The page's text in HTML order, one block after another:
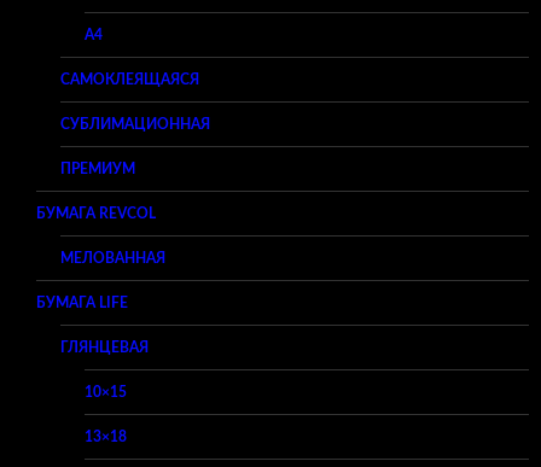
A4
САМОКЛЕЯЩАЯСЯ
СУБЛИМАЦИОННАЯ
ПРЕМИУМ
БУМАГА REVCOL
МЕЛОВАННАЯ
БУМАГА LIFE
ГЛЯНЦЕВАЯ
10×15
13×18